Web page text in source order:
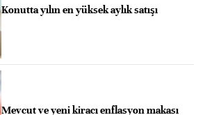
Konutta yılın en yüksek aylık satışı
Mevcut ve yeni kiracı enflasyon makası